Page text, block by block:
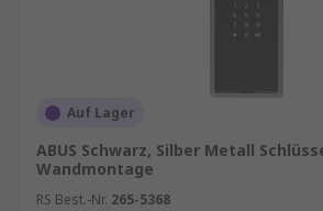
Auf Lager
ABUS Schwarz, Silber Metall
Wandmontage
RS Best.-Nr. 265-5368